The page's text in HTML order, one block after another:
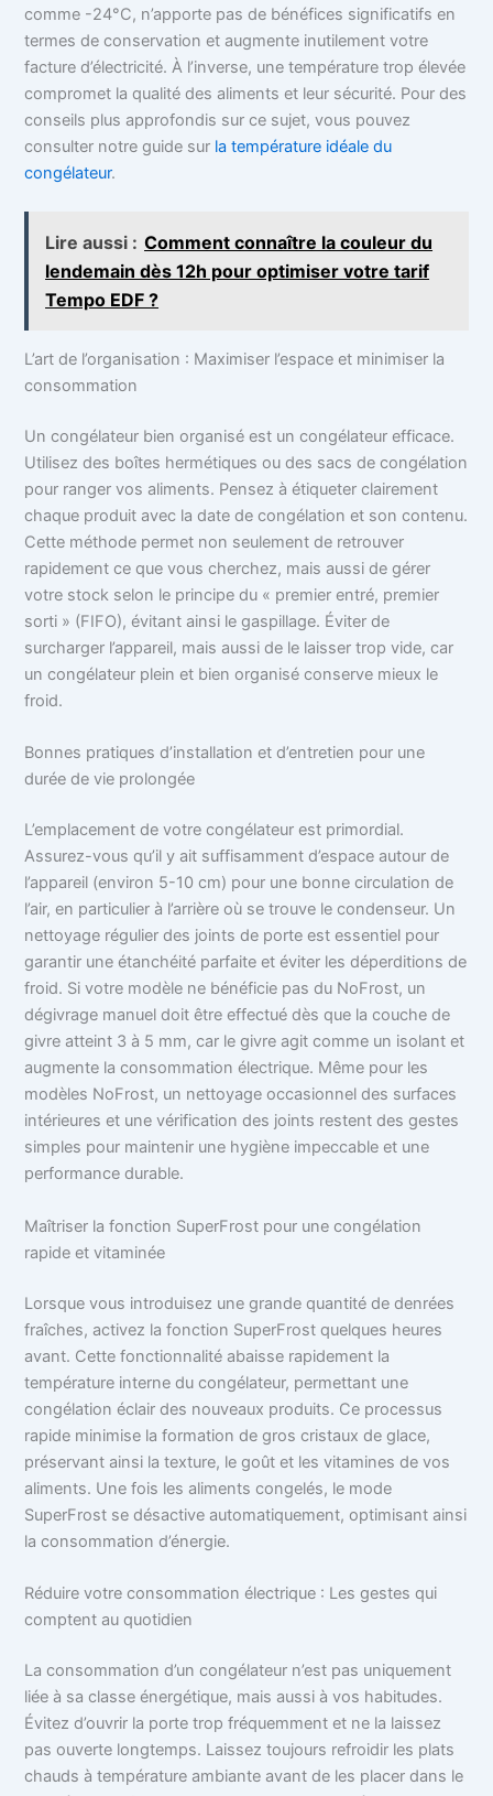
comme -24°C, n’apporte pas de bénéfices significatifs en
termes de conservation et augmente inutilement votre
facture d’électricité. À l’inverse, une température trop élevée
compromet la qualité des aliments et leur sécurité. Pour des
conseils plus approfondis sur ce sujet, vous pouvez
consulter notre guide sur la température idéale du
congélateur.
Lire aussi : Comment connaître la couleur du
lendemain dès 12h pour optimiser votre tarif
Tempo EDF ?
L’art de l’organisation : Maximiser l’espace et minimiser la
consommation
Un congélateur bien organisé est un congélateur efficace.
Utilisez des boîtes hermétiques ou des sacs de congélation
pour ranger vos aliments. Pensez à étiqueter clairement
chaque produit avec la date de congélation et son contenu.
Cette méthode permet non seulement de retrouver
rapidement ce que vous cherchez, mais aussi de gérer
votre stock selon le principe du « premier entré, premier
sorti » (FIFO), évitant ainsi le gaspillage. Éviter de
surcharger l’appareil, mais aussi de le laisser trop vide, car
un congélateur plein et bien organisé conserve mieux le
froid.
Bonnes pratiques d’installation et d’entretien pour une
durée de vie prolongée
L’emplacement de votre congélateur est primordial.
Assurez-vous qu’il y ait suffisamment d’espace autour de
l’appareil (environ 5-10 cm) pour une bonne circulation de
l’air, en particulier à l’arrière où se trouve le condenseur. Un
nettoyage régulier des joints de porte est essentiel pour
garantir une étanchéité parfaite et éviter les déperditions de
froid. Si votre modèle ne bénéficie pas du NoFrost, un
dégivrage manuel doit être effectué dès que la couche de
givre atteint 3 à 5 mm, car le givre agit comme un isolant et
augmente la consommation électrique. Même pour les
modèles NoFrost, un nettoyage occasionnel des surfaces
intérieures et une vérification des joints restent des gestes
simples pour maintenir une hygiène impeccable et une
performance durable.
Maîtriser la fonction SuperFrost pour une congélation
rapide et vitaminée
Lorsque vous introduisez une grande quantité de denrées
fraîches, activez la fonction SuperFrost quelques heures
avant. Cette fonctionnalité abaisse rapidement la
température interne du congélateur, permettant une
congélation éclair des nouveaux produits. Ce processus
rapide minimise la formation de gros cristaux de glace,
préservant ainsi la texture, le goût et les vitamines de vos
aliments. Une fois les aliments congelés, le mode
SuperFrost se désactive automatiquement, optimisant ainsi
la consommation d’énergie.
Réduire votre consommation électrique : Les gestes qui
comptent au quotidien
La consommation d’un congélateur n’est pas uniquement
liée à sa classe énergétique, mais aussi à vos habitudes.
Évitez d’ouvrir la porte trop fréquemment et ne la laissez
pas ouverte longtemps. Laissez toujours refroidir les plats
chauds à température ambiante avant de les placer dans le